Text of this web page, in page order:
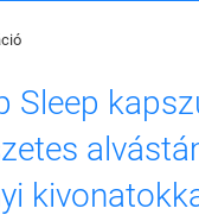
Sleep